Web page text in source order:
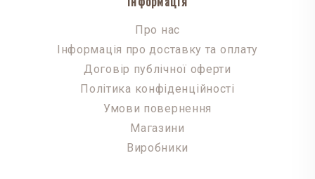
Про нас
Інформація про доставку та оплату
Договір публічної оферти
Політика конфіденційності
Умови повернення
Магазини
Виробники